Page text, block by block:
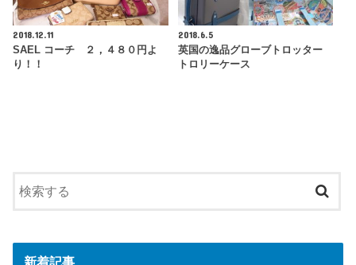
2018.12.11
SAEL コーチ ２，４８０円よ
り！！
2018.6.5
英国の逸品グローブトロッター
トロリーケース
新着記事